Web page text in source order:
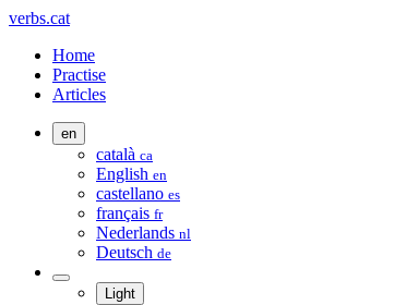
verbs.cat
Home
Practise
Articles
en
català ca
English en
castellano es
français fr
Nederlands nl
Deutsch de
Light